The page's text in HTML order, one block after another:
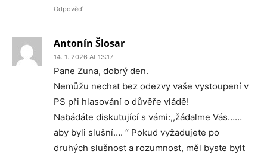
Odpověď
Antonín Šlosar
14. 1. 2026 At 13:17
Pane Zuna, dobrý den.
Nemůžu nechat bez odezvy vaše vystoupení v
PS při hlasování o důvěře vládě!
Nabádáte diskutující s vámi:,,žádalme Vás……
aby byli slušní…. “ Pokud vyžadujete po
druhých slušnost a rozumnost, měl byste bylt